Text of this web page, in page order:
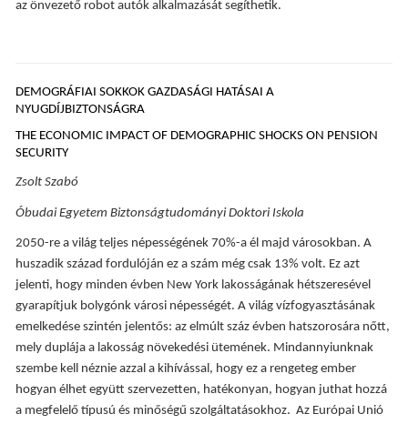
az önvezető robot autók alkalmazását segíthetik.
DEMOGRÁFIAI SOKKOK GAZDASÁGI HATÁSAI A
NYUGDÍJBIZTONSÁGRA
THE ECONOMIC IMPACT OF DEMOGRAPHIC SHOCKS ON PENSION
SECURITY
Zsolt Szabó
Óbudai Egyetem Biztonságtudományi Doktori Iskola
2050-re a világ teljes népességének 70%-a él majd városokban. A
huszadik század fordulóján ez a szám még csak 13% volt. Ez azt
jelenti, hogy minden évben New York lakosságának hétszeresével
gyarapítjuk bolygónk városi népességét. A világ vízfogyasztásának
emelkedése szintén jelentős: az elmúlt száz évben hatszorosára nőtt,
mely duplája a lakosság növekedési ütemének. Mindannyiunknak
szembe kell néznie azzal a kihívással, hogy ez a rengeteg ember
hogyan élhet együtt szervezetten, hatékonyan, hogyan juthat hozzá
a megfelelő típusú és minőségű szolgáltatásokhoz. Az Európai Unió